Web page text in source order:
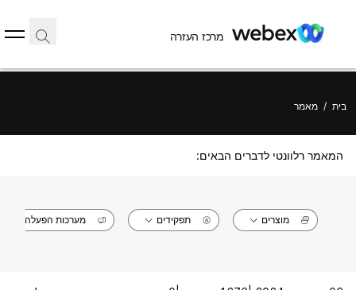
מרכז העזרה
בית / מאמר
המאמר רלוונטי לדברים הבאים:
מוצרים תפקידים מערכות הפעלה